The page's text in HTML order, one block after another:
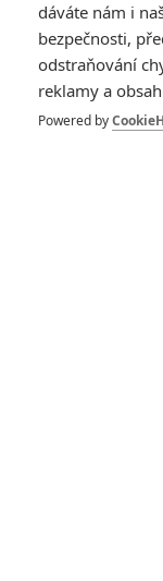
1 ČLÁNEK |
Děti krve a kostí:
dobrodružství s
Spider-Man: Zbrusu
dáváte nám i
bezpečnosti,
odstraňování
reklamy a
Powered by